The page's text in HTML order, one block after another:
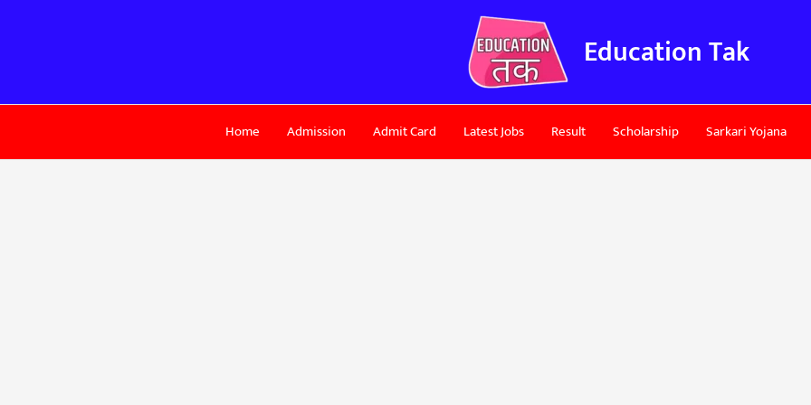
Education Tak
Home Admission Admit Card Latest Jobs Result Scholarship Sarkari Yojana